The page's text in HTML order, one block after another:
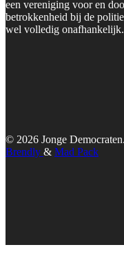
een vereniging voor en
betrokkenheid bij de
wel volledig onafhankelijk.
© 2026 Jonge
Brendly & Mad Pack